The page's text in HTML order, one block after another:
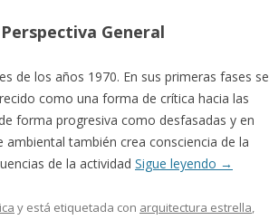
General
de los años 1970. En sus primeras fases se
como una forma de crítica hacia las
forma progresiva como desfasadas y en
también crea consciencia de la
de la actividad Sigue leyendo →
y está etiquetada con arquitectura estrella,